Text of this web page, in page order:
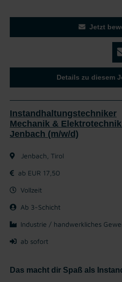
Jetzt
Details zu diesem
Instandhaltungstechniker
Mechanik &
Jenbach (m/w/d)
Jenbach, Tirol
ab EUR 17,50
Vollzeit
Ab 3-Schicht
Industrie / handwerkliches
ab sofort
Das macht dir Spaß als